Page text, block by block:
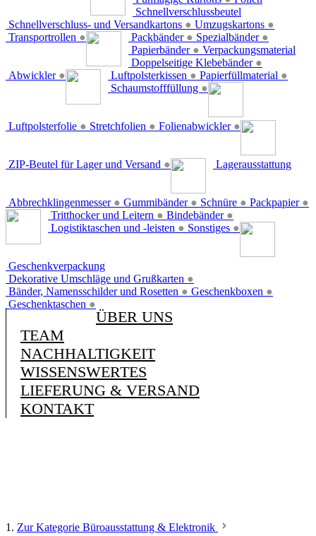
Schnellverschluss- und Versandkartons ● Umzugskartons ●
Transportrollen ● Packbänder ● Spezialbänder ●
Papierbänder ●
Doppelseitige Klebebänder ●
Abwickler ● Luftpolsterkissen ● Papierfüllmaterial ●
Schaumstofffüllung ●
Luftpolsterfolie ● Stretchfolien ● Folienabwickler ●
Schnellverschlussbeutel
ZIP-Beutel für Lager und Versand ●
Verpackungsmaterial
Abbrechklingenmesser ● Gummibänder ● Schnüre ● Packpapier ●
Lagerausstattung
Tritthocker und Leitern ● Bindebänder ●
Logistiktaschen und -leisten ● Sonstiges ●
Geschenkverpackung
Dekorative Umschläge und Grußkarten ●
Bänder, Namensschilder und Rosetten ● Geschenkboxen ●
Geschenktaschen ●
ÜBER UNS
TEAM
NACHHALTIGKEIT
WISSENSWERTES
LIEFERUNG & VERSAND
KONTAKT
1. Zur Kategorie Büroausstattung & Elektronik